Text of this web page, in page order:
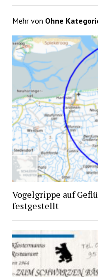
Mehr von Ohne
Vogelgrippe auf
festgestellt